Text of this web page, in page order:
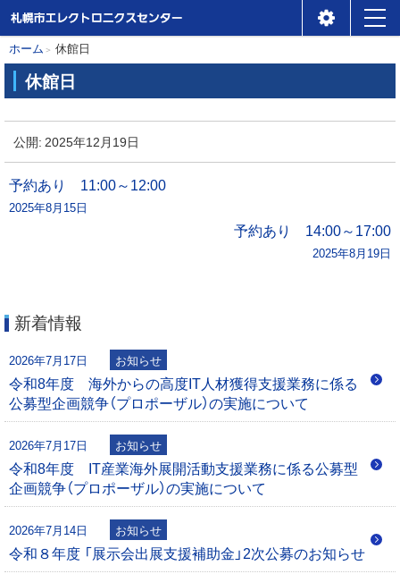
本
へ
札幌市エレクトロニクスセ
ンター
ニ
ュ
ー
現
在
位
置
の
階
層
ホーム 休館日
休館日
休
館
日
公開:2025年12月19日
投
ー
シ
ョ
ン
予約あり 11:00～12:00
2025年8月15日
予約あり 14:00～17:00
2025年8月19日
新着情報
2026年7月17日 お知らせ
令和8年度 海外からの高度IT人材獲得支援業務に係る
公募型企画競争（プロポーザル）の実施について
2026年7月17日 お知らせ
令和8年度 IT産業海外展開活動支援業務に係る公募型
企画競争（プロポーザル）の実施について
2026年7月14日 お知らせ
令和８年度 「展示会出展支援補助金」2次公募のお知らせ